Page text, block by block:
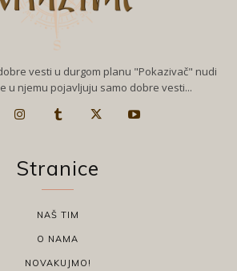
vesti u durgom planu "Pokazivač" nudi
u njemu pojavljuju samo dobre vesti...
Stranice
NAŠ TIM
O NAMA
NOVAKUJMO!